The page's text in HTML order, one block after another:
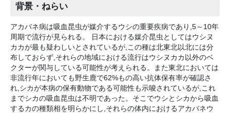
背景・ねらい
アカバネ病は吸血昆虫が媒介するウシの重要疾病であり,5～10年
周期で流行が見られる。 日本における媒介昆虫としてはウシヌ
カカが最も疑わしいとされているが,この種は北東北以北には分
布しておらず,それらの地域における流行はウシヌカカ以外のベ
クターが関与している可能性が考えられる。また東北においては
非流行年においても野生鹿で62%もの高い抗体保有率が確認さ
れ,シカが本病の保有動物である可能性も示唆されているが,これ
までシカの吸血昆虫は不明であった。そこでウシとシカから吸血
するカの種類相を明らかにし,それらの体内におけるアカバネウ